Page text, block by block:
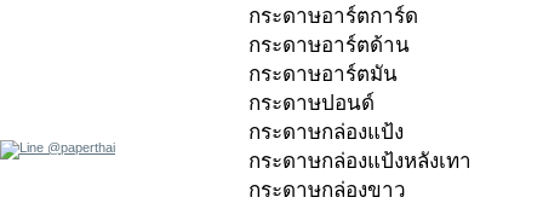
กระดาษอาร์ตการ์ด
กระดาษอาร์ตด้าน
กระดาษอาร์ตมัน
กระดาษปอนด์
กระดาษกล่องแป้ง
กระดาษกล่องแป้งหลังเทา
กระดาษกล่องขาว